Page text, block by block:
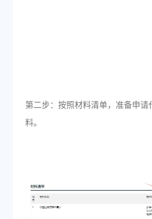
第二步：按照材料清单，准备申请
料。